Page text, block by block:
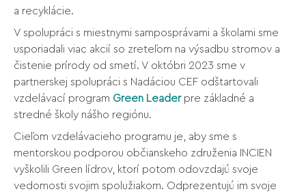
a recyklácie.
V spolupráci s miestnymi samposprávami a školami sme
usporiadali viac akcií so zreteľom na výsadbu stromov a
čistenie prírody od smetí. V októbri 2023 sme v
partnerskej spolupráci s Nadáciou CEF odštartovali
vzdelávací program Green Leaderpre základné a
stredné školy nášho regiónu.
Cieľom vzdelávacieho programu je, aby sme s
mentorskou podporou občianskeho združenia INCIEN
vyškolili Green lídrov, ktorí potom odovzdajú svoje
vedomosti svojim spolužiakom. Odprezentujú im svoje